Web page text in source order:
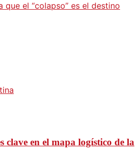
que el “colapso” es el destino
clave en el mapa logístico de la